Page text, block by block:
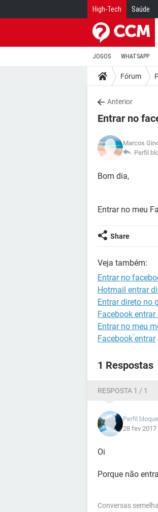
High-Tech Saúde
JOGOS WHATSAPP
Fórum
Anterior
Entrar no
Marcos
Perfil
Bom dia,
Entrar no meu
Share
Veja também:
Entrar no
Hotmail entrar
Entrar direto no
Facebook entrar
Entrar no meu
Facebook ́entrar
1 Respostas
RESPOSTA 1 / 1
Perfil
28 fev 2017
Oi
Porque não
Conversas